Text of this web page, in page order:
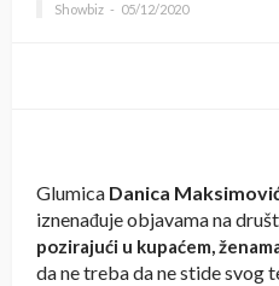
Showbiz 05/12/2020
Glumica Danica
iznenađuje objavama na
pozirajući u kupaćem,
da ne treba da ne stide svog